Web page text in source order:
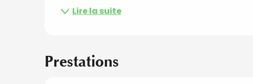
Lire la suite
Prestations